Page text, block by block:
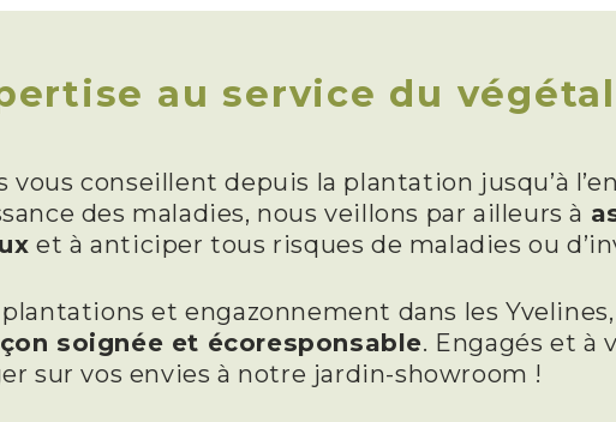
au service du végétal
vous conseillent depuis la plantation jusqu’à
des maladies, nous veillons par ailleurs à
et à anticiper tous risques de maladies ou
et engazonnement dans les
soignée et écoresponsable. Engagés et à
sur vos envies à notre jardin-showroom !